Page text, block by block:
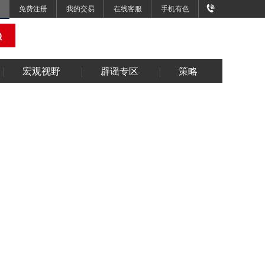
免费注册 我的交易 在线客服 手机有色
宏观视野 辟谣专区 策略